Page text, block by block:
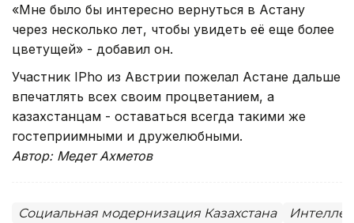
«Мне было бы интересно вернуться в Астану
через несколько лет, чтобы увидеть её еще более
цветущей» - добавил он.
Участник IРho из Австрии пожелал Астане дальше
впечатлять всех своим процветанием, а
казахстанцам - оставаться всегда такими же
гостеприимными и дружелюбными.
Автор: Медет Ахметов
Социальная модернизация Казахстана